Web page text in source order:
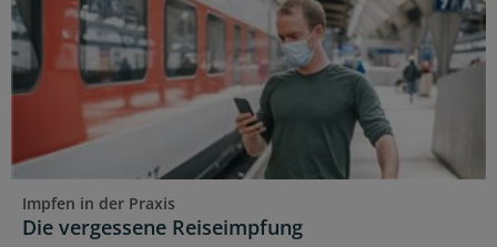
Impfen in der Praxis
Die vergessene Reiseimpfung